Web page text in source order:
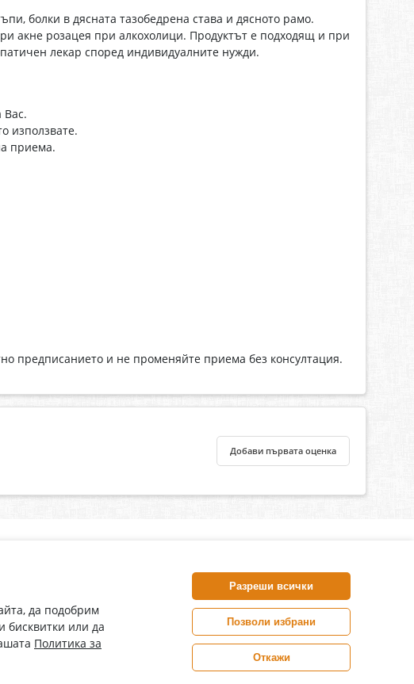
болки в дясната тазобедрена става и дясното рамо.
акне розацея при алкохолици. Продуктът е подходящ и при
лекар според индивидуалните нужди.
Вас.
използвате.
приема.
предписанието и не променяйте приема без консултация.
Добави първата оценка
ePharm.bg е лицензирана онлайн аптека и част от аптеки
„Ванчева“, които повече от 30 години се грижат за здравето на
своите пациенти.
ePharm е лицензирана онлайн аптека от
Изпълнителна Агенция по Лекарствата
да подобрим
бисквитки или да
Политика за
Разреши всички
Позволи избрани
Откажи